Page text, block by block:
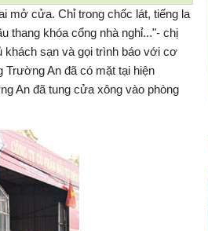
mở cửa. Chỉ trong chốc lát, tiếng la
thang khóa cổng nhà nghỉ..."- chị
khách sạn và gọi trình báo với cơ
An đã có mặt tại hiện
An đã tung cửa xông vào phòng